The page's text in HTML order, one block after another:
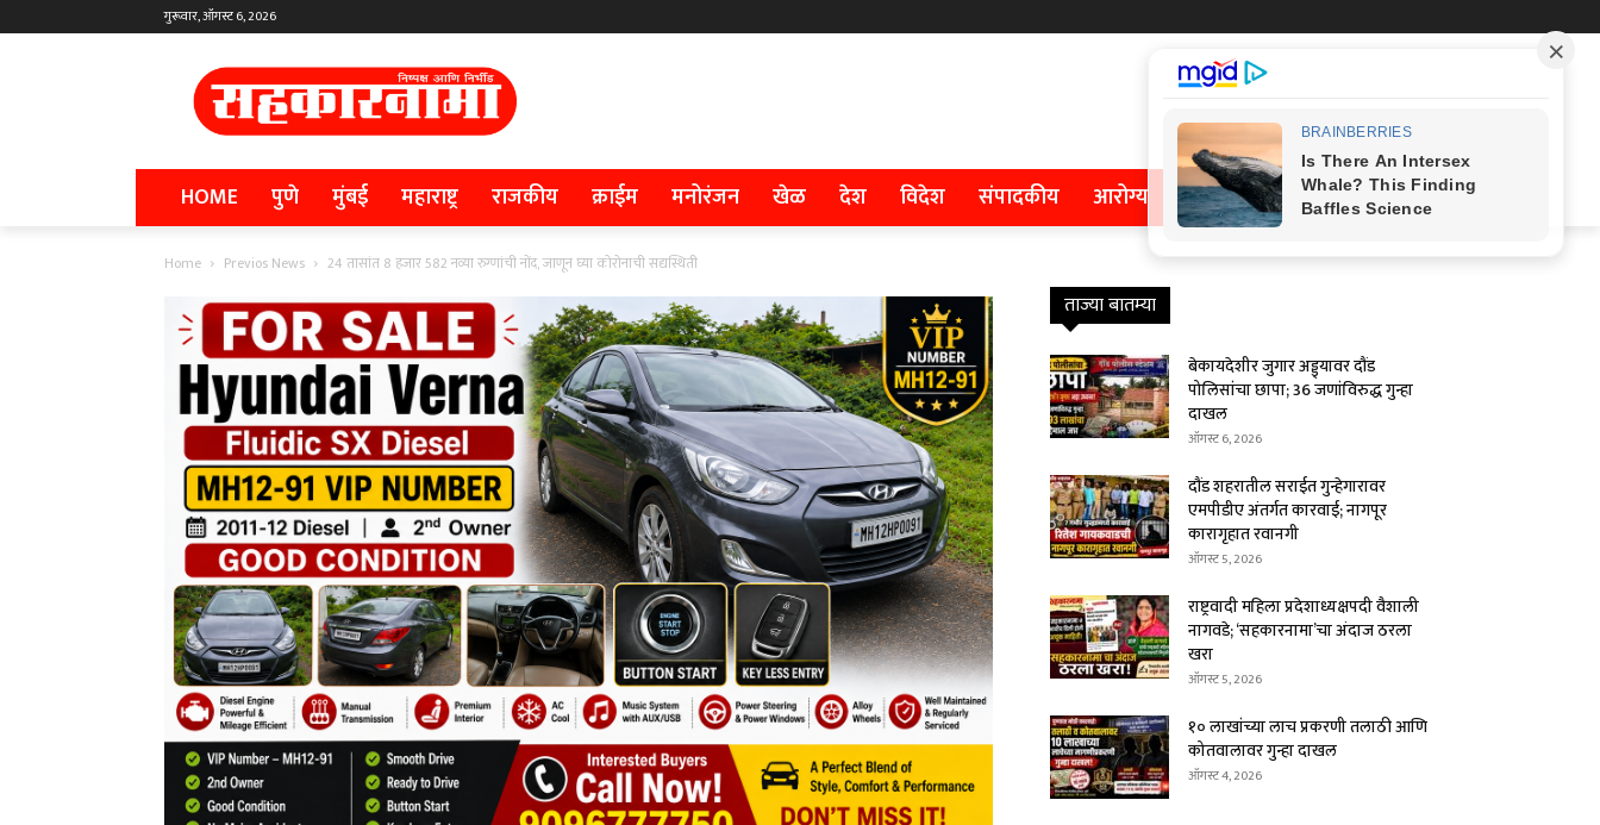
गुरूवार, ऑगस्ट 6, 2026
HOME पुणे मुंबई महाराष्ट्र राजकीय क्राईम मनोरंजन खेळ देश विदेश संपादकीय आरोग्य
Home Previos News 24 तासांत 8 हजार 582 नव्या रुग्णांची नोंद, जाणून घ्या कोरोनाची सद्यस्थिती
ताज्या बातम्या
बेकायदेशीर जुगार अड्ड्यावर दौंड
पोलिसांचा छापा; 36 जणांविरुद्ध गुन्हा
दाखल
ऑगस्ट 6, 2026
दौंड शहरातील सराईत गुन्हेगारावर
एमपीडीए अंतर्गत कारवाई; नागपूर
कारागृहात रवानगी
ऑगस्ट 5, 2026
राष्ट्रवादी महिला प्रदेशाध्यक्षपदी वैशाली
नागवडे; ‘सहकारनामा’चा अंदाज ठरला
खरा
ऑगस्ट 5, 2026
१० लाखांच्या लाच प्रकरणी तलाठी आणि
कोतवालावर गुन्हा दाखल
ऑगस्ट 4, 2026